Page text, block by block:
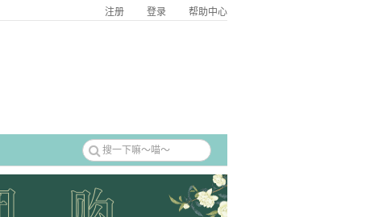
注册 登录 帮助中心